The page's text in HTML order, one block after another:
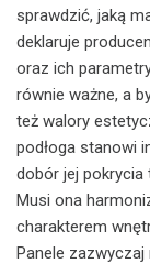
sprawdzić, jaką
deklaruje
oraz ich
równie ważne, a
też walory
podłoga stanowi
dobór jej
Musi ona
charakterem
Panele